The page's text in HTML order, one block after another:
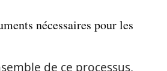
nécessaires pour les
de ce processus,